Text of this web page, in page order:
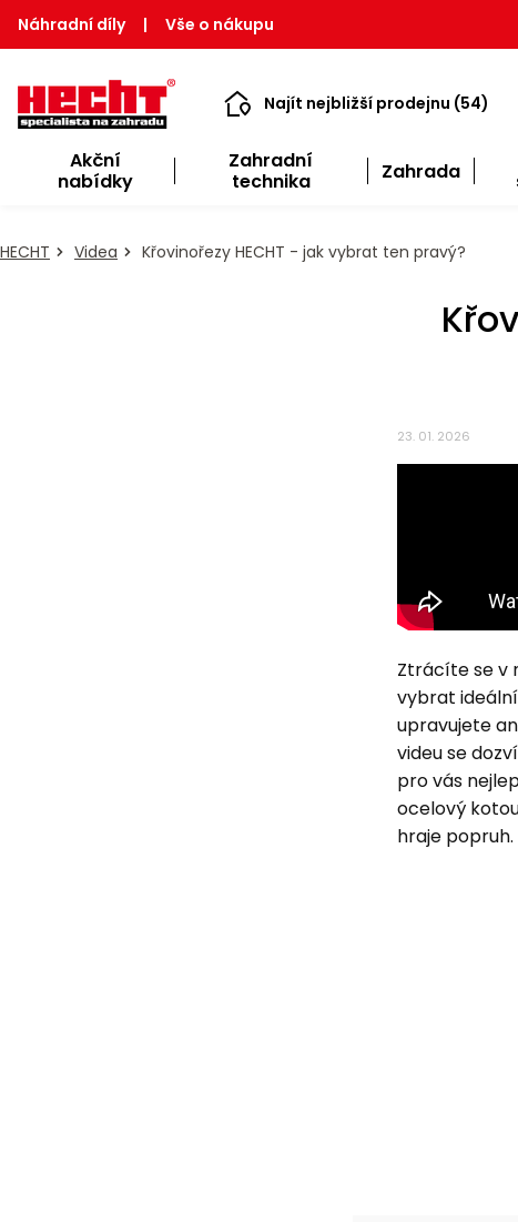
Náhradní díly | Vše o nákupu
Najít nejbližší prodejnu (54)
Akční
nabídky
Zahradní
technika
Zahrada
HECHT Videa Křovinořezy HECHT - jak vybrat ten pravý?
23. 01. 2026
Ztrácíte se v
vybrat
upravujete
videu se
pro vás
ocelový
hraje